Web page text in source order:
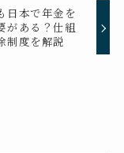
日本で年金を
がある？仕組
制度を解説